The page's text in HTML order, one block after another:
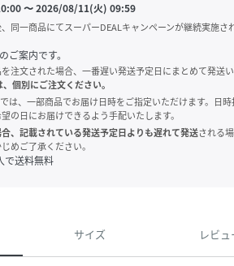
〜2026/08/11(火) 09:59
同一商品にてスーパーDEALキャンペーンが継続実施さ
ご案内です。
注文された場合、一番遅い発送予定日にまとめて発送
個別にご注文ください。
は、一部商品でお届け日時をご指定いただけます。日時
の日にお届けできるよう手配いたします。
、記載されている発送予定日よりも遅れて発送される
めご了承ください。
で送料無料
サイズ レビ